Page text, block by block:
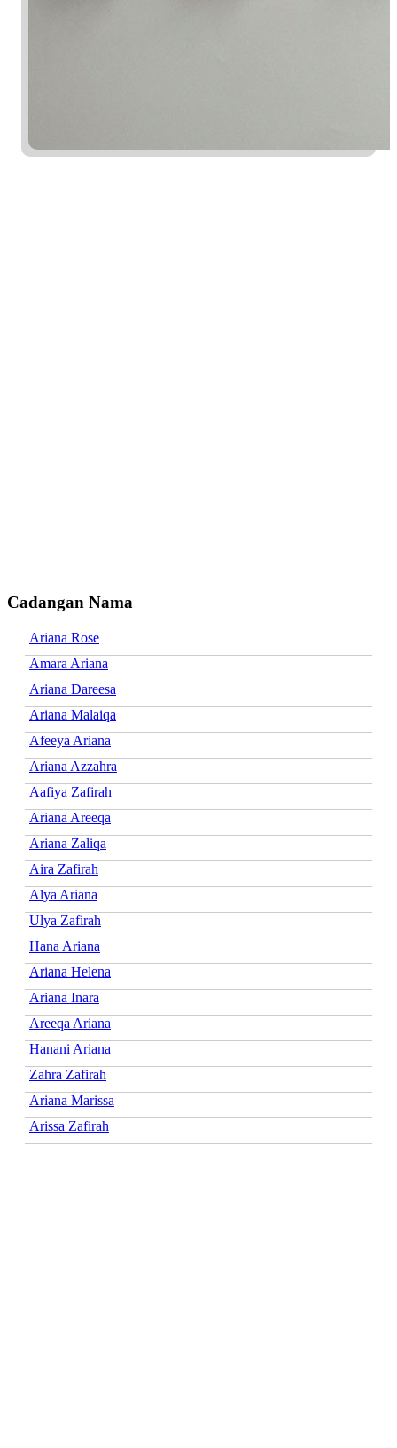
Cadangan Nama
Ariana Rose
Amara Ariana
Ariana Dareesa
Ariana Malaiqa
Afeeya Ariana
Ariana Azzahra
Aafiya Zafirah
Ariana Areeqa
Ariana Zaliqa
Aira Zafirah
Alya Ariana
Ulya Zafirah
Hana Ariana
Ariana Helena
Ariana Inara
Areeqa Ariana
Hanani Ariana
Zahra Zafirah
Ariana Marissa
Arissa Zafirah